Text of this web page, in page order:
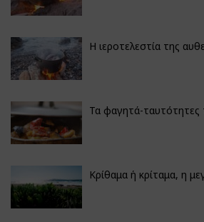
Η ιεροτελεστία της
Τα φαγητά-ταυτότητες
Κρίθαμα ή κρίταμα, η